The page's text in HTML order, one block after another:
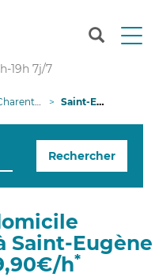
T
n
g
i
19h 7j/7
Maritime Saint-Eugène
Rechercher
Saint-Eugène
h*